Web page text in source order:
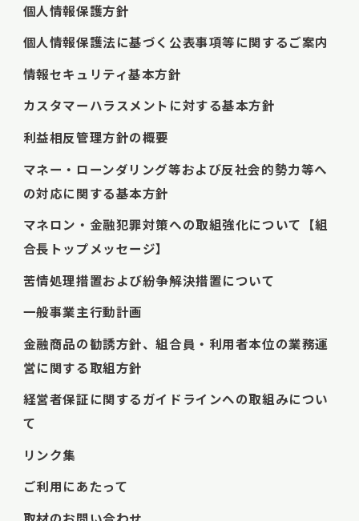
個人情報保護方針
個人情報保護法に基づく公表事項等に関するご案内
情報セキュリティ基本方針
カスタマーハラスメントに対する基本方針
利益相反管理方針の概要
マネー・ローンダリング等および反社会的勢力等へ
の対応に関する基本方針
マネロン・金融犯罪対策への取組強化について【組
合長トップメッセージ】
苦情処理措置および紛争解決措置について
一般事業主行動計画
金融商品の勧誘方針、組合員・利用者本位の業務運
営に関する取組方針
経営者保証に関するガイドラインへの取組みについ
て
リンク集
ご利用にあたって